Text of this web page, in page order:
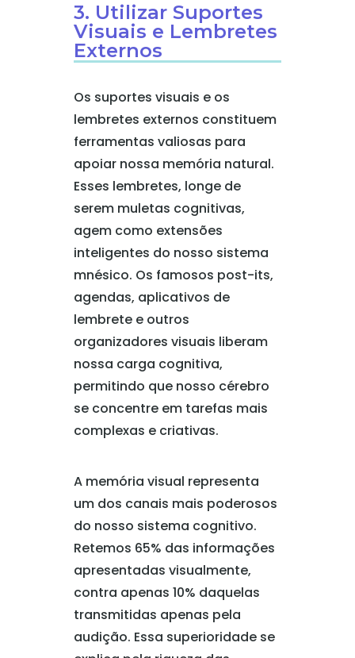
3. Utilizar Suportes
Visuais e Lembretes
Externos
Os suportes visuais e os
lembretes externos constituem
ferramentas valiosas para
apoiar nossa memória natural.
Esses lembretes, longe de
serem muletas cognitivas,
agem como extensões
inteligentes do nosso sistema
mnésico. Os famosos post-its,
agendas, aplicativos de
lembrete e outros
organizadores visuais liberam
nossa carga cognitiva,
permitindo que nosso cérebro
se concentre em tarefas mais
complexas e criativas.
A memória visual representa
um dos canais mais poderosos
do nosso sistema cognitivo.
Retemos 65% das informações
apresentadas visualmente,
contra apenas 10% daquelas
transmitidas apenas pela
audição. Essa superioridade se